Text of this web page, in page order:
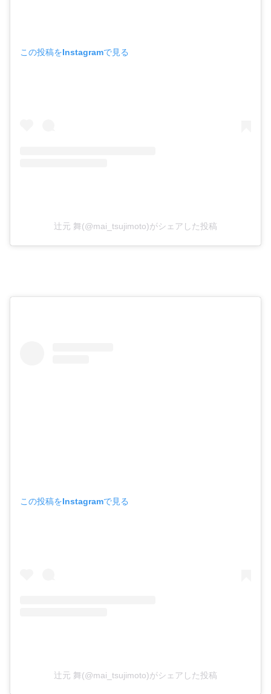
この投稿をInstagramで見る
辻元 舞(@mai_tsujimoto)がシェアした投稿
この投稿をInstagramで見る
辻元 舞(@mai_tsujimoto)がシェアした投稿